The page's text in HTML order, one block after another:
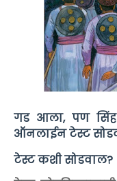
गड आला, पण सिंह
ऑनलाईन टेस्ट
टेस्ट कशी सोडवाल?